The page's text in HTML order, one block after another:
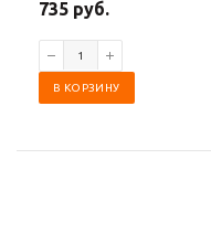
735 руб.
В КОРЗИНУ